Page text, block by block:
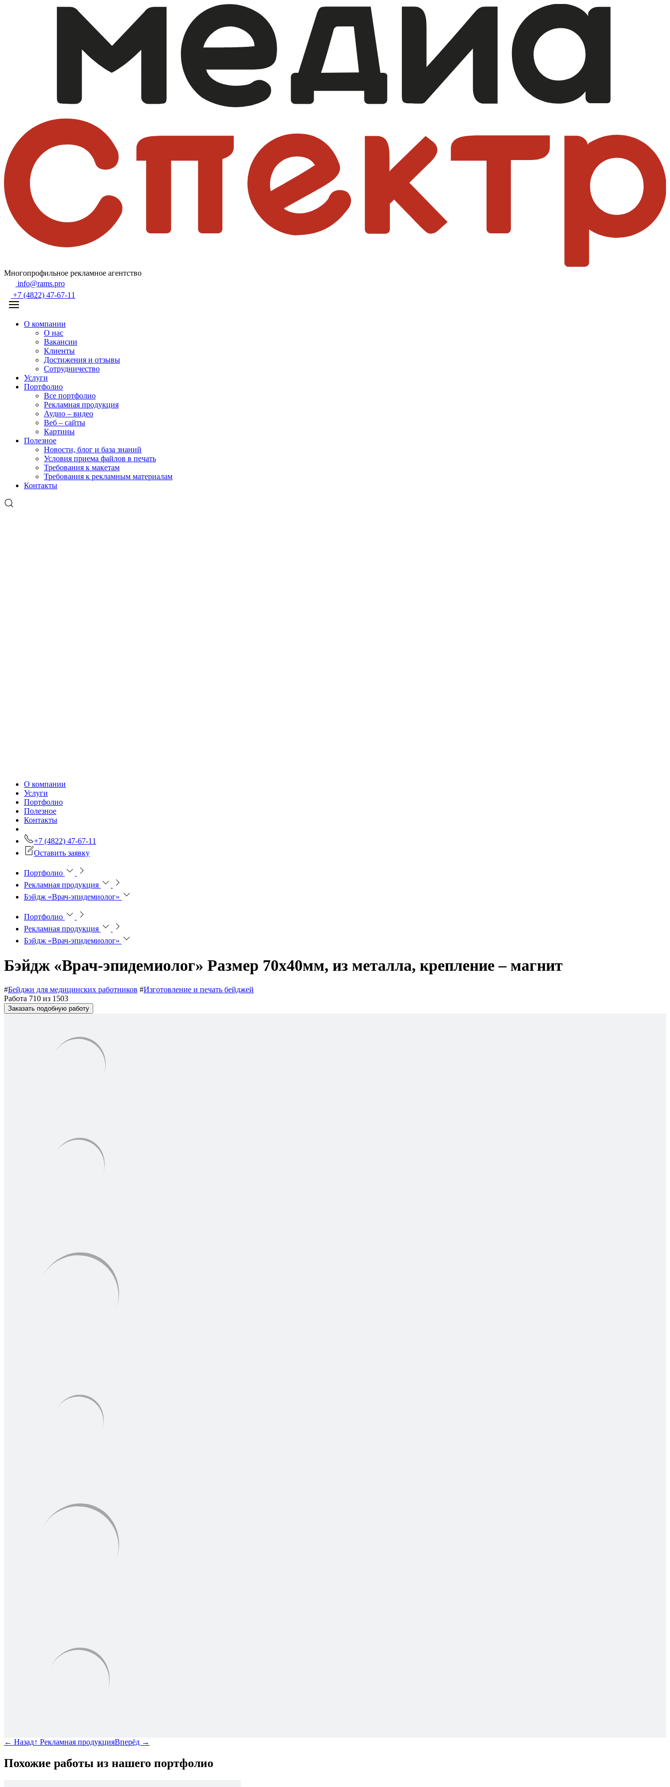
Многопрофильное рекламное агентство
info@rams.pro
+7 (4822) 47-67-11
О компании
О нас
Вакансии
Клиенты
Достижения и отзывы
Сотрудничество
Услуги
Портфолио
Все портфолио
Рекламная продукция
Аудио – видео
Веб – сайты
Картины
Полезное
Новости, блог и база знаний
Условия приема файлов в печать
Требования к макетам
Требования к рекламным материалам
Контакты
О компании
Услуги
Портфолио
Полезное
Контакты
+7 (4822) 47-67-11
Оставить заявку
Портфолио
Рекламная продукция
Бэйдж «Врач-эпидемиолог»
Портфолио
Рекламная продукция
Бэйдж «Врач-эпидемиолог»
Бэйдж «Врач-эпидемиолог» Размер 70х40мм, из металла, крепление – магнит
#Бейджи для медицинских работников #Изготовление и печать бейджей
Работа 710 из 1503
Заказать подобную работу
← Назад↑ Рекламная продукцияВперёд →
Похожие работы из нашего портфолио